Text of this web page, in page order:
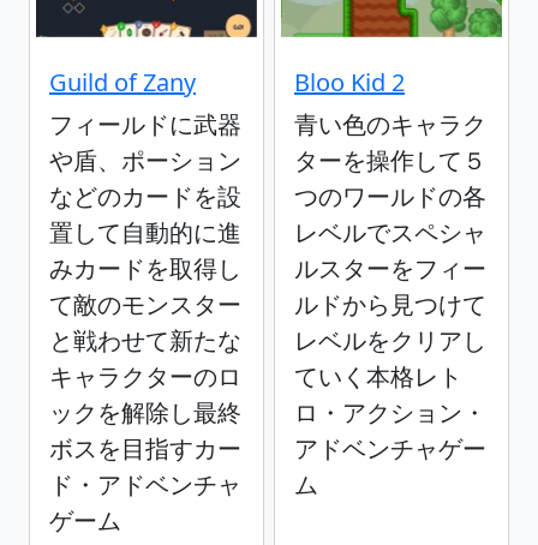
Guild of Zany
フィールドに武器
や盾、ポーション
などのカードを設
置して自動的に進
みカードを取得し
て敵のモンスター
と戦わせて新たな
キャラクターのロ
ックを解除し最終
ボスを目指すカー
ド・アドベンチャ
ゲーム
Bloo Kid 2
青い色のキャラク
ターを操作して５
つのワールドの各
レベルでスペシャ
ルスターをフィー
ルドから見つけて
レベルをクリアし
ていく本格レト
ロ・アクション・
アドベンチャゲー
ム